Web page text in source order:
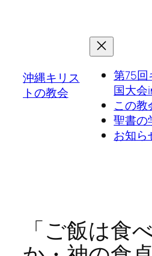
沖縄キリス
トの教会
第75
国大会
この教
聖書の
お知ら
「ご飯は食